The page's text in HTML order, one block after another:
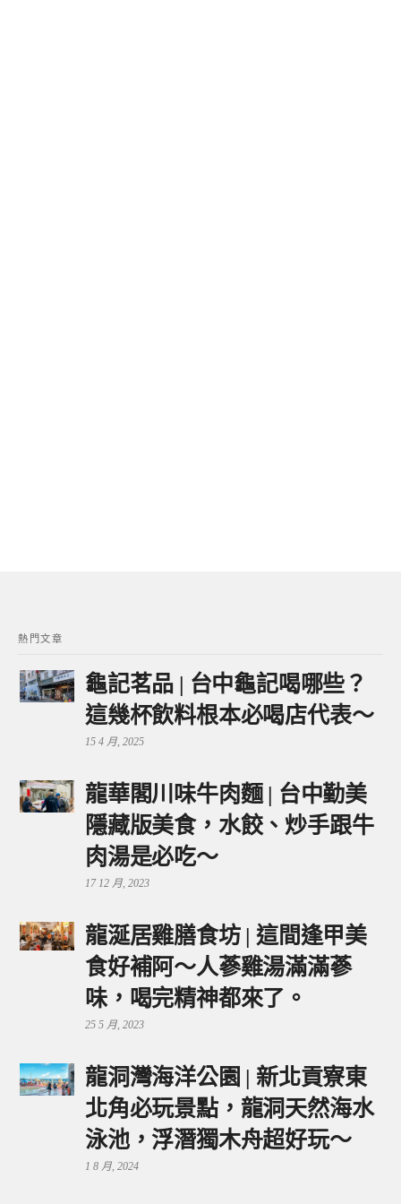
熱門文章
龜記茗品 | 台中龜記喝哪些？
這幾杯飲料根本必喝店代表～
15 4 月, 2025
龍華閣川味牛肉麵 | 台中勤美
隱藏版美食，水餃、炒手跟牛
肉湯是必吃～
17 12 月, 2023
龍涎居雞膳食坊 | 這間逢甲美
食好補阿～人蔘雞湯滿滿蔘
味，喝完精神都來了。
25 5 月, 2023
龍洞灣海洋公園 | 新北貢寮東
北角必玩景點，龍洞天然海水
泳池，浮潛獨木舟超好玩～
1 8 月, 2024